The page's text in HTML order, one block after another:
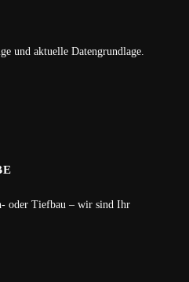
und aktuelle Datengrundlage.
oder Tiefbau – wir sind Ihr